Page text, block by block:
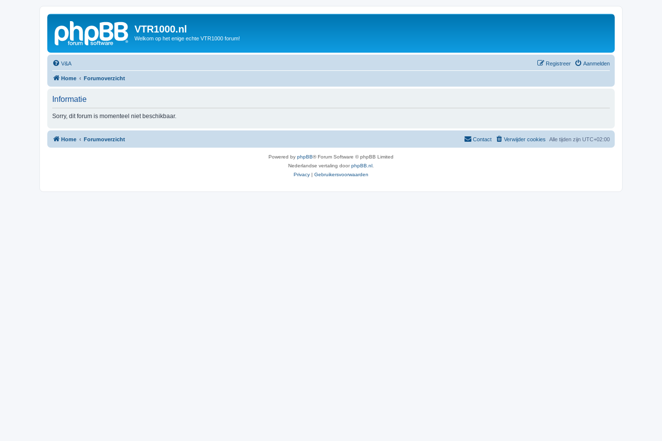
VTR1000.nl
Welkom op het enige echte VTR1000 forum!
V&A Aanmelden
Registreer
Home Forumoverzicht
Informatie
Sorry, dit forum is momenteel niet beschikbaar.
Home Forumoverzicht Alle tijden zijn UTC+02:00
Verwijder cookies
Contact
Powered by phpBB® Forum Software © phpBB Limited
Nederlandse vertaling doorphpBB.nl
Privacy | Gebruikersvoorwaarden